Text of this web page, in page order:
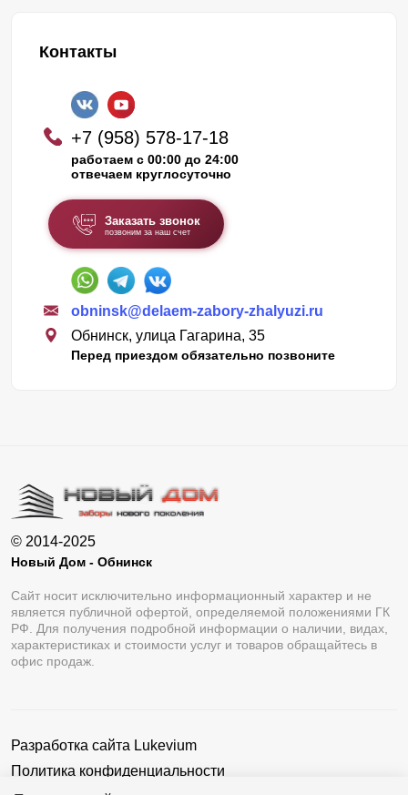
Контакты
+7 (958) 578-17-18
работаем с 00:00 до 24:00
отвечаем круглосуточно
Заказать звонок
позвоним за наш счет
obninsk@delaem-zabory-zhalyuzi.ru
Обнинск, улица Гагарина, 35
Перед приездом обязательно позвоните
© 2014-2025
Новый Дом - Обнинск
Сайт носит исключительно информационный характер и не
является публичной офертой, определяемой положениями ГК
РФ. Для получения подробной информации о наличии, видах,
характеристиках и стоимости услуг и товаров обращайтесь в
офис продаж.
Разработка сайта Lukevium
Политика конфиденциальности